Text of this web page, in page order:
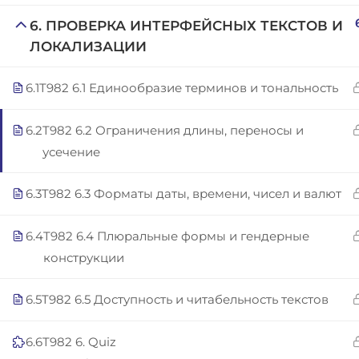
6. ПРОВЕРКА ИНТЕРФЕЙСНЫХ ТЕКСТОВ И
ЛОКАЛИЗАЦИИ
6.1T982 6.1 Единообразие терминов и тональность
6.2T982 6.2 Ограничения длины, переносы и
усечение
6.3T982 6.3 Форматы даты, времени, чисел и валют
6.4T982 6.4 Плюральные формы и гендерные
конструкции
6.5T982 6.5 Доступность и читабельность текстов
6.6T982 6. Quiz